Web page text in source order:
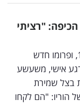
"רציתי
נפתלי בנט מגיע לראיון חשוף ברשת 13, ופרומו חדש
אישי, משעשע
בצל שמירת
הוריו: "הם לקחו